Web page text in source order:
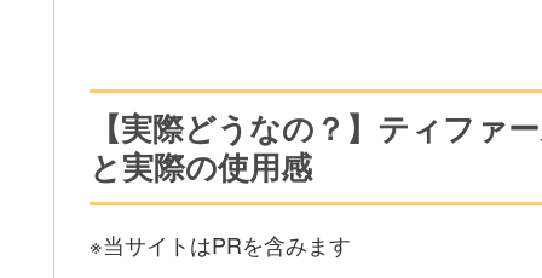
【実際どうなの？】ティファ
と実際の使用感
※当サイトはPRを含みます